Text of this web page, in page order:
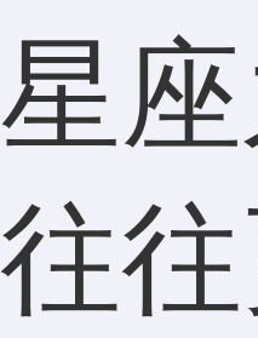
星
往